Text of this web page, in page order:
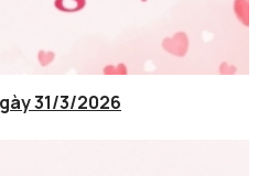
31/3/2026